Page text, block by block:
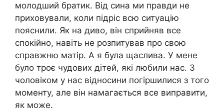
молодший братик. Від сина ми правди не
приховували, коли підріс всю ситуацію
пояснили. Як на диво, він сприйняв все
спокійно, навіть не розпитував про свою
справжню матір. А я була щаслива. У мене
було троє чудових дітей, які любили нас. З
чоловіком у нас відносини погіршилися з того
моменту, але він намагається все виправити,
як може.